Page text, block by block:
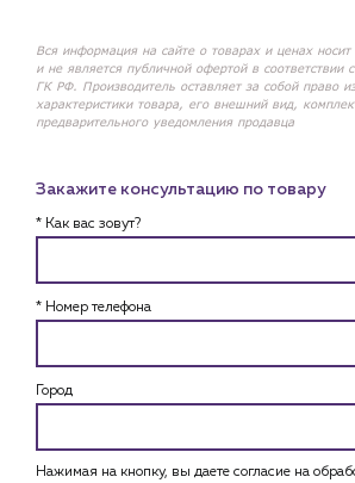
Вся информация на сайте о товарах и ценах
и не является публичной офертой в соответствии
ГК РФ. Производитель оставляет за собой право
характеристики товара, его внешний вид,
предварительного уведомления продавца
Закажите консультацию по товару
* Как вас зовут?
* Номер телефона
Город
Нажимая на кнопку, вы даете согласие на